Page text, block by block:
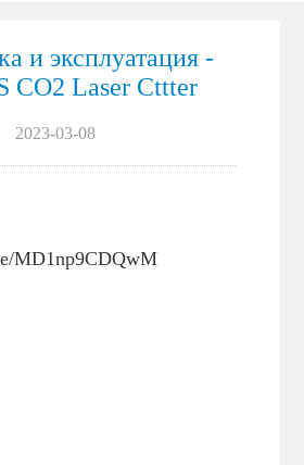
и эксплуатация -
CO2 Laser Cttter
2023-03-08
MD1np9CDQwM